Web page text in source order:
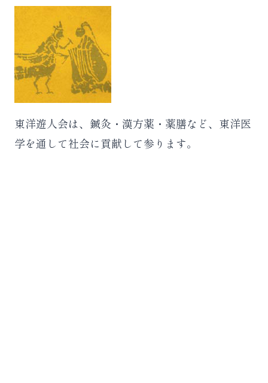
リ
東洋遊人会は、鍼灸・漢方薬・薬膳など、東洋医
学を通して社会に貢献して参ります。